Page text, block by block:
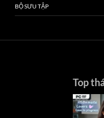
BỘ SƯU TẬP
Top